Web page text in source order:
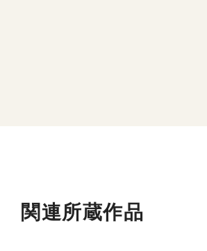
関連所蔵作品